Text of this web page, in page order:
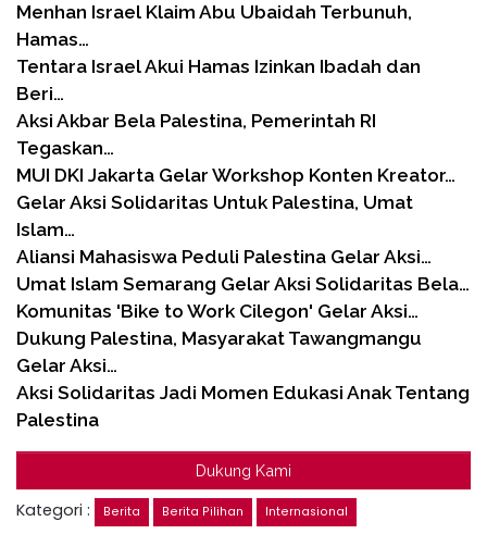
Menhan Israel Klaim Abu Ubaidah Terbunuh,
Hamas…
Tentara Israel Akui Hamas Izinkan Ibadah dan
Beri…
Aksi Akbar Bela Palestina, Pemerintah RI
Tegaskan…
MUI DKI Jakarta Gelar Workshop Konten Kreator…
Gelar Aksi Solidaritas Untuk Palestina, Umat
Islam…
Aliansi Mahasiswa Peduli Palestina Gelar Aksi…
Umat Islam Semarang Gelar Aksi Solidaritas Bela…
Komunitas 'Bike to Work Cilegon' Gelar Aksi…
Dukung Palestina, Masyarakat Tawangmangu
Gelar Aksi…
Aksi Solidaritas Jadi Momen Edukasi Anak Tentang
Palestina
Dukung Kami
Kategori : Berita Berita Pilihan Internasional